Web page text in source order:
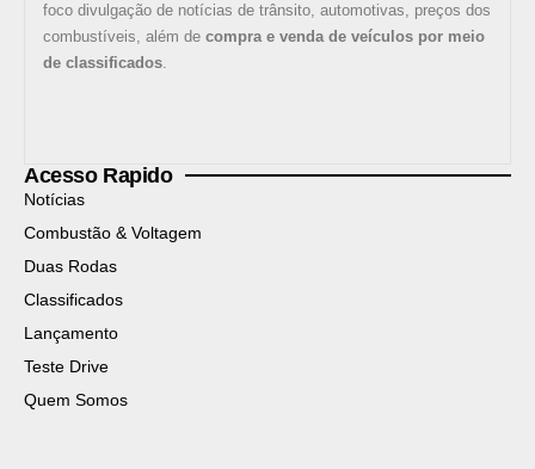
foco divulgação de notícias de trânsito, automotivas, preços dos
combustíveis, além de compra e venda de veículos por meio
de classificados.
Acesso Rapido
Notícias
Combustão & Voltagem
Duas Rodas
Classificados
Lançamento
Teste Drive
Quem Somos